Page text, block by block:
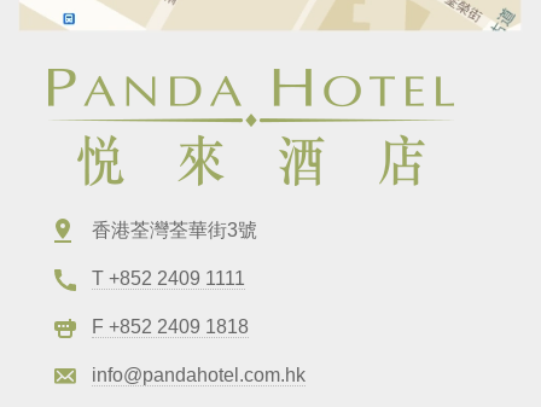
香港荃灣荃華街3號
T +852 2409 1111
F +852 2409 1818
info@pandahotel.com.hk